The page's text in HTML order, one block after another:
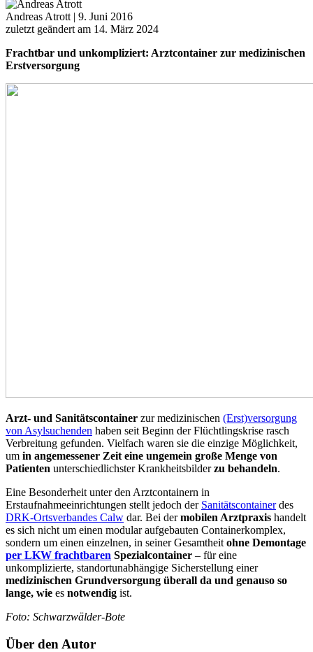
Andreas Atrott | 9. Juni 2016
zuletzt geändert am 14. März 2024
Frachtbar und unkompliziert: Arztcontainer zur medizinischen
Erstversorgung
Arzt- und Sanitätscontainer zur medizinischen (Erst)versorgung
von Asylsuchenden haben seit Beginn der Flüchtlingskrise rasch
Verbreitung gefunden. Vielfach waren sie die einzige Möglichkeit,
um in angemessener Zeit eine ungemein große Menge von
Patienten unterschiedlichster Krankheitsbilderzu behandeln.
Eine Besonderheit unter den Arztcontainern in
Erstaufnahmeeinrichtungen stellt jedoch der Sanitätscontainerdes
DRK-Ortsverbandes Calw dar. Bei dermobilen Arztpraxis handelt
es sich nicht um einen modular aufgebauten Containerkomplex,
sondern um einen einzelnen, in seiner Gesamtheit ohne Demontage
per LKW frachtbaren Spezialcontainer – für eine
unkomplizierte, standortunabhängige Sicherstellung einer
medizinischen Grundversorgung überall da und genauso so
lange, wie es notwendig ist.
Foto: Schwarzwälder-Bote
Über den Autor